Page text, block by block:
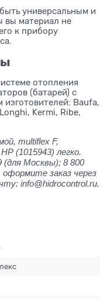
универсальным и
вы материал не
к прибору
отопления
(батарей) с
Baufa,
Kermi, Ribe,
multiflex F,
(1015943) легко.
(для Москвы); 8 800
оформите заказ через
info@hidrocontrol.ru.